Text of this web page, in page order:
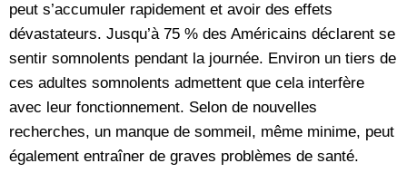
peut s’accumuler rapidement et avoir des effets
dévastateurs. Jusqu’à 75 % des Américains déclarent se
sentir somnolents pendant la journée. Environ un tiers de
ces adultes somnolents admettent que cela interfère
avec leur fonctionnement. Selon de nouvelles
recherches, un manque de sommeil, même minime, peut
également entraîner de graves problèmes de santé.